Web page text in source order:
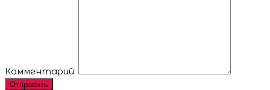
Комментарий:
Отправить